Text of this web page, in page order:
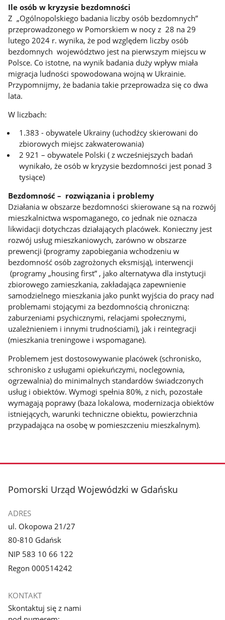
Ile osób w kryzysie bezdomności
Z „Ogólnopolskiego badania liczby osób bezdomnych”
przeprowadzonego w Pomorskiem w nocy z 28 na 29
lutego 2024 r. wynika, że pod względem liczby osób
bezdomnych województwo jest na pierwszym miejscu w
Polsce. Co istotne, na wynik badania duży wpływ miała
migracja ludności spowodowana wojną w Ukrainie.
Przypomnijmy, że badania takie przeprowadza się co dwa
lata.
W liczbach:
1.383 - obywatele Ukrainy (uchodźcy skierowani do
zbiorowych miejsc zakwaterowania)
2 921 – obywatele Polski ( z wcześniejszych badań
wynikało, że osób w kryzysie bezdomności jest ponad 3
tysiące)
Bezdomność – rozwiązania i problemy
Działania w obszarze bezdomności skierowane są na rozwój
mieszkalnictwa wspomaganego, co jednak nie oznacza
likwidacji dotychczas działających placówek. Konieczny jest
rozwój usług mieszkaniowych, zarówno w obszarze
prewencji (programy zapobiegania wchodzeniu w
bezdomność osób zagrożonych eksmisją), interwencji
(programy „housing first” , jako alternatywa dla instytucji
zbiorowego zamieszkania, zakładająca zapewnienie
samodzielnego mieszkania jako punkt wyjścia do pracy nad
problemami stojącymi za bezdomnością chroniczną:
zaburzeniami psychicznymi, relacjami społecznymi,
uzależnieniem i innymi trudnościami), jak i reintegracji
(mieszkania treningowe i wspomagane).
Problemem jest dostosowywanie placówek (schronisko,
schronisko z usługami opiekuńczymi, noclegownia,
ogrzewalnia) do minimalnych standardów świadczonych
usług i obiektów. Wymogi spełnia 80%, z nich, pozostałe
wymagają poprawy (baza lokalowa, modernizacja obiektów
istniejących, warunki techniczne obiektu, powierzchnia
przypadająca na osobę w pomieszczeniu mieszkalnym).
stopka
Pomorski Urząd Wojewódzki w Gdańsku
ADRES
ul. Okopowa 21/27
80-810 Gdańsk
NIP 583 10 66 122
Regon 000514242
KONTAKT
Skontaktuj się z nami